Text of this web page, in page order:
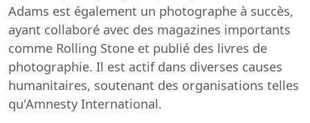
Adams est également un photographe à succès,
ayant collaboré avec des magazines importants
comme Rolling Stone et publié des livres de
photographie. Il est actif dans diverses causes
humanitaires, soutenant des organisations telles
qu'Amnesty International.